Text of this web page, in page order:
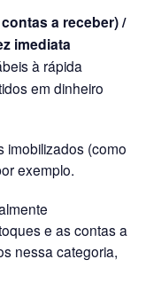
a receber) /
imediata
à rápida
em dinheiro
imobilizados (como
exemplo.
e as contas a
nessa categoria,